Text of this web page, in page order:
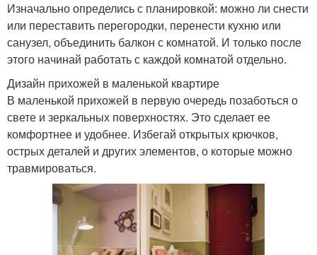
Изначально определись с планировкой: можно ли снести
или переставить перегородки, перенести кухню или
санузел, объединить балкон с комнатой. И только после
этого начинай работать с каждой комнатой отдельно.
Дизайн прихожей в маленькой квартире
В маленькой прихожей в первую очередь позаботься о
свете и зеркальных поверхностях. Это сделает ее
комфортнее и удобнее. Избегай открытых крючков,
острых деталей и других элементов, о которые можно
травмироваться.